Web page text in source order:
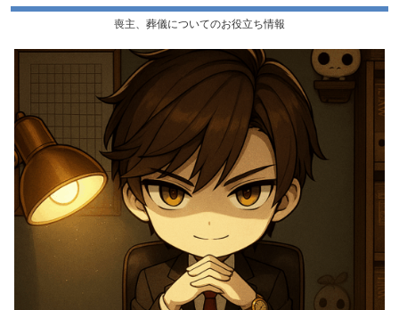
喪主、葬儀についてのお役立ち情報